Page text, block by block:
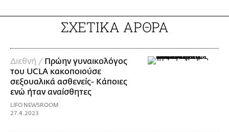
ΣΧΕΤΙΚΑ ΑΡΘΡΑ
Διεθνή / Πρώην γυναικολόγος
του UCLA κακοποιούσε
σεξουαλικά ασθενείς- Κάποιες
ενώ ήταν αναίσθητες
LIFO NEWSROOM
27.4.2023